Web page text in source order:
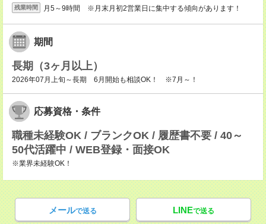
残業時間 月5～9時間 ※月末月初2営業日に集中する傾向があります！
期間
長期（3ヶ月以上）
2026年07月上旬～長期 6月開始も相談OK！ ※7月～！
応募資格・条件
職種未経験OK / ブランクOK / 履歴書不要 / 40～
50代活躍中 / WEB登録・面接OK
※業界未経験OK！
メールで送る LINEで送る